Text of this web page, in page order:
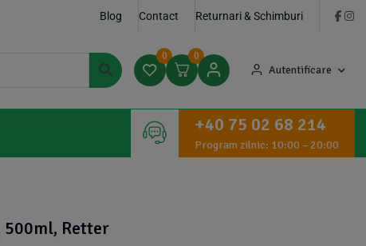
Blog Contact Returnari & Schimburi
0 0
Autentificare
+40 75 02 68 214
Program zilnic: 10:00 – 20:00
Retter